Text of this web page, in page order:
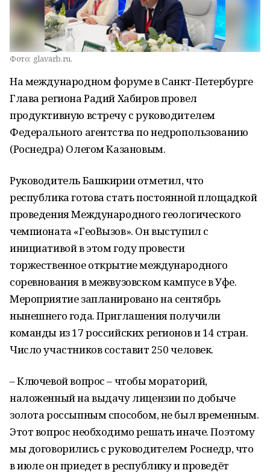
Фото: glavarb.ru.
На международном форуме в Санкт-Петербурге
Глава региона Радий Хабиров провел
продуктивную встречу с руководителем
Федерального агентства по недропользованию
(Роснедра) Олегом Казановым.
Руководитель Башкирии отметил, что
республика готова стать постоянной площадкой
проведения Международного геологического
чемпионата «ГеоВызов». Он выступил с
инициативой в этом году провести
торжественное открытие международного
соревнования в межвузовском кампусе в Уфе.
Мероприятие запланировано на сентябрь
нынешнего года. Приглашения получили
команды из 17 российских регионов и 14 стран.
Число участников составит 250 человек.
– Ключевой вопрос – чтобы мораторий,
наложенный на выдачу лицензии по добыче
золота россыпным способом, не был временным.
Этот вопрос необходимо решать иначе. Поэтому
мы договорились с руководителем Роснедр, что
в июле он приедет в республику и проведёт